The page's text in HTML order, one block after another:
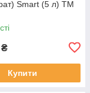
Smart (5 л) ТМ
₴
Купити